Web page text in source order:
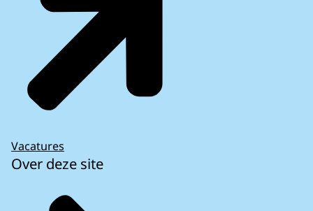
Vacatures
Over deze site